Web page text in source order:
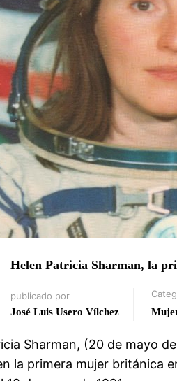
Helen Patricia Sharman, la
publicado por
José Luis Usero Vílchez
Sharman, (20 de mayo
la primera mujer británica